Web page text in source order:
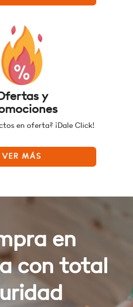
y
en oferta? ¡Dale Click!
VER MÁS
en
con total